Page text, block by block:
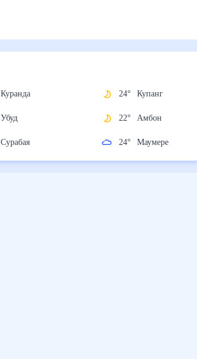
Куранда
Убуд
Сурабая
24° Купанг
22° Амбон
24° Маумере